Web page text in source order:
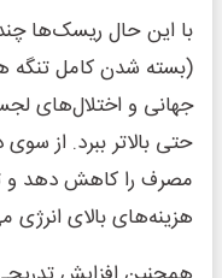
با این حال ریسک‌ها
(بسته شدن کامل تنگه
جهانی و اختلال‌های
حتی بالاتر ببرد. از
مصرف را کاهش دهد و
هزینه‌های بالای انرژی